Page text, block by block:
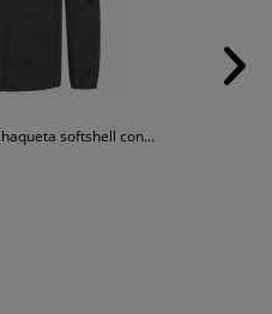
softshell con...